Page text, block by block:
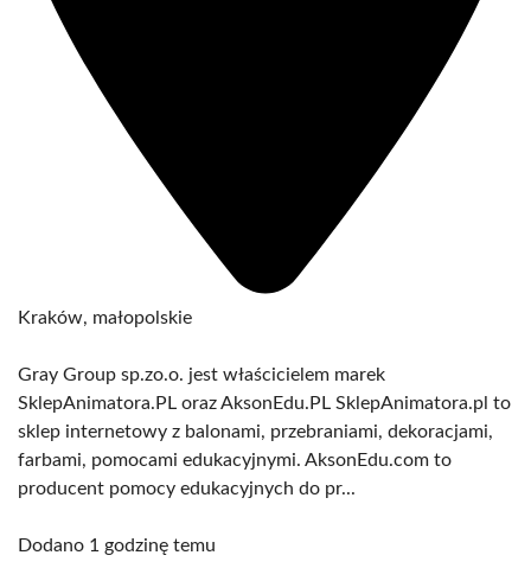
Kraków, małopolskie
Gray Group sp.zo.o. jest właścicielem marek
SklepAnimatora.PL oraz AksonEdu.PL SklepAnimatora.pl to
sklep internetowy z balonami, przebraniami, dekoracjami,
farbami, pomocami edukacyjnymi. AksonEdu.com to
producent pomocy edukacyjnych do pr...
Dodano 1 godzinę temu